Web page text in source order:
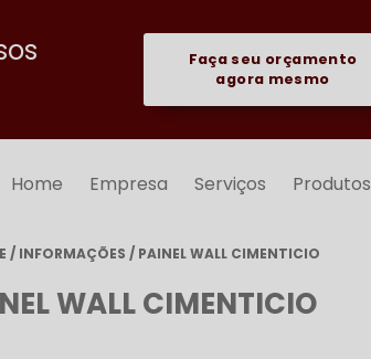
Faça seu orçamento
agora mesmo
Home Empresa Serviços Produtos
/ INFORMAÇÕES / PAINEL WALL CIMENTICIO
WALL CIMENTICIO